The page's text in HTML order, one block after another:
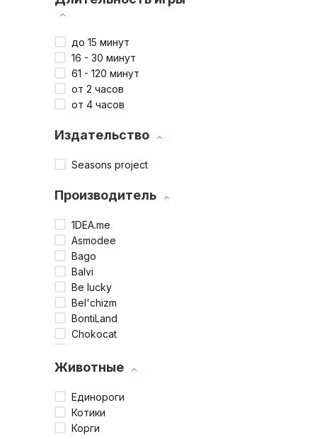
до 15 минут
16 - 30 минут
61 - 120 минут
от 2 часов
от 4 часов
Издательство
Seasons project
Производитель
1DEA.me
Asmodee
Bago
Balvi
Be lucky
Bel'chizm
BontiLand
Chokocat
Colibri
Dylan Kendall
Gaga Games
Hobby World
Животные
Единороги
Котики
Корги